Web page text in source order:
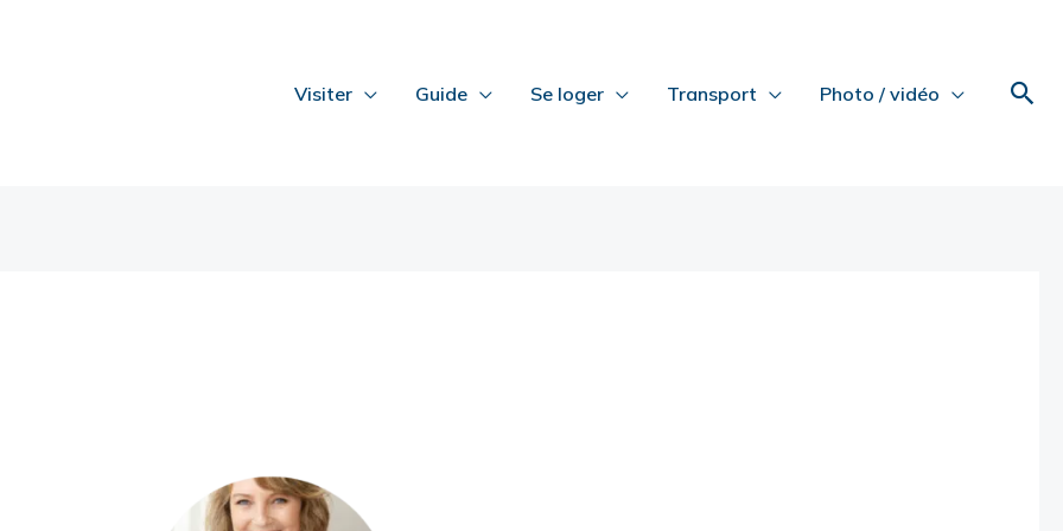
Visiter Guide Se loger Transport Photo / vidéo